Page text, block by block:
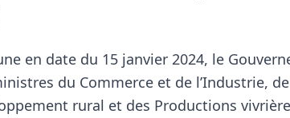
en date du 15 janvier 2024, le
du Commerce et de l’Industrie, de
rural et des Productions